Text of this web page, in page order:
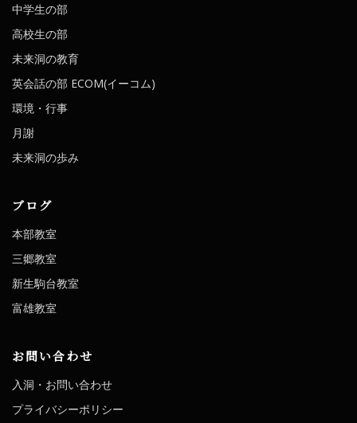
中学生の部
高校生の部
未来洞の教育
英会話の部 ECOM(イーコム)
環境・行事
月謝
未来洞の歩み
ブログ
本部教室
三郷教室
新生駒台教室
富雄教室
お問い合わせ
入洞・お問い合わせ
プライバシーポリシー